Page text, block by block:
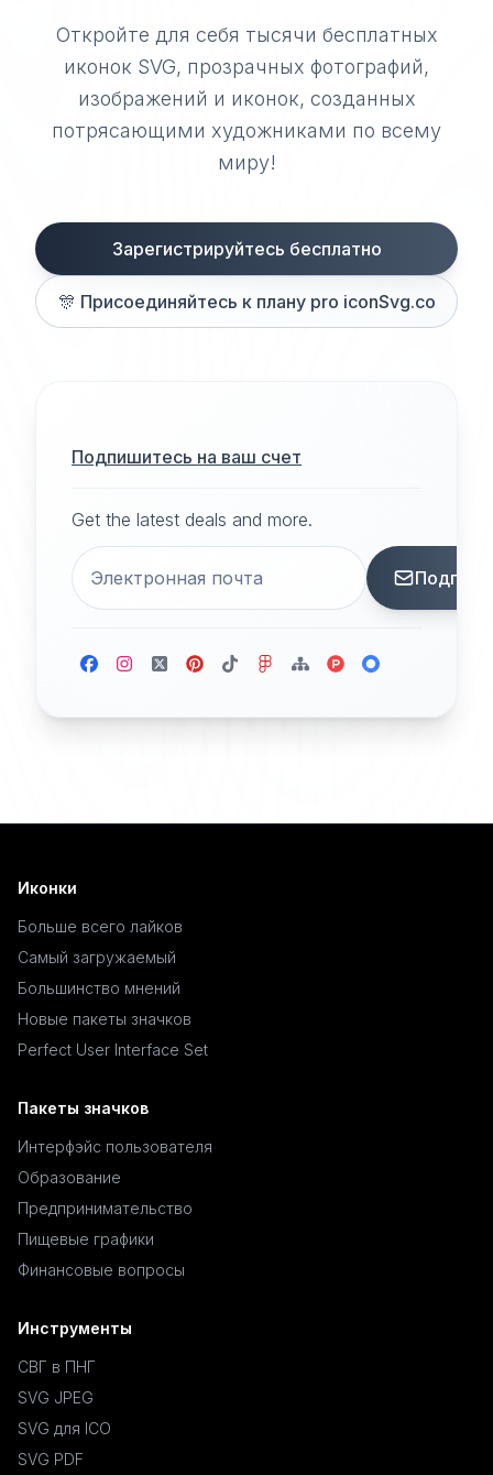
Откройте для себя тысячи бесплатных
иконок SVG, прозрачных фотографий,
изображений и иконок, созданных
потрясающими художниками по всему
миру!
Зарегистрируйтесь бесплатно
🎊 Присоединяйтесь к плану pro iconSvg.co
Подпишитесь на ваш счет
Get the latest deals and more.
Иконки
Больше всего лайков
Самый загружаемый
Большинство мнений
Новые пакеты значков
Perfect User Interface Set
Пакеты значков
Интерфэйс пользователя
Образование
Предпринимательство
Пищевые графики
Финансовые вопросы
Инструменты
СВГ в ПНГ
SVG JPEG
SVG для ICO
SVG PDF